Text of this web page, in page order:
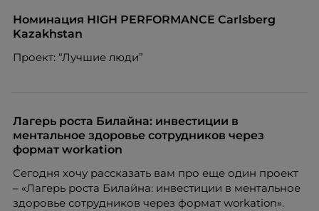
Номинация HIGH PERFORMANCE Carlsberg
Kazakhstan
Проект: “Лучшие люди”
Лагерь роста Билайна: инвестиции в
ментальное здоровье сотрудников через
формат workation
Сегодня хочу рассказать вам про еще один проект
– «Лагерь роста Билайна: инвестиции в ментальное
здоровье сотрудников через формат workation».